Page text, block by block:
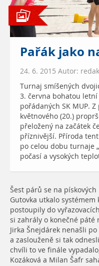
Pařák jako
24. 6. 2015 Autor:
Turnaj smíšených
3. června bohatou
pořádaných SK MUP.
květnového (20.)
přeložený na začátek
příznivější. Příroda
po celou dobu turnaje
počasí a vysokých
Šest párů se na
Gutovka utkalo
postoupily do
si zahrály o konečné páté
Jirka Šnejdárek nenašli
a zaslouženě si tak
chvíli to ve finále
Kozáková a Milan Šafr